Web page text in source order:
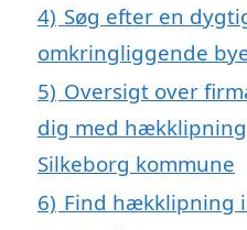
4) Søg efter en
omkringliggende
5) Oversigt over
dig med
Silkeborg kommune
6) Find hækklipning